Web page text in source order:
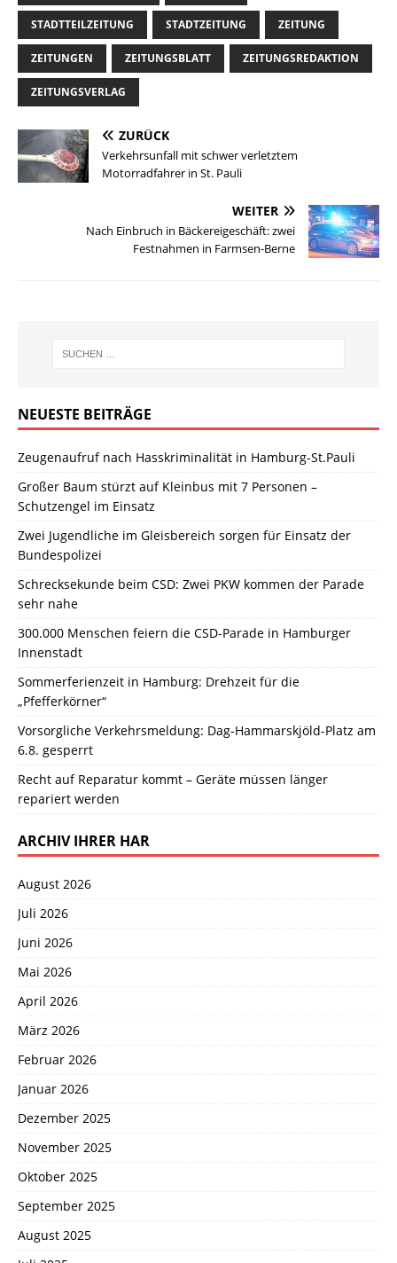
STADTTEILZEITUNG STADTZEITUNG ZEITUNG
ZEITUNGEN ZEITUNGSBLATT ZEITUNGSREDAKTION
ZEITUNGSVERLAG
ZURÜCK
Verkehrsunfall mit schwer verletztem
Motorradfahrer in St. Pauli
WEITER
Nach Einbruch in Bäckereigeschäft: zwei
Festnahmen in Farmsen-Berne
NEUESTE BEITRÄGE
Zeugenaufruf nach Hasskriminalität in Hamburg-St.Pauli
Großer Baum stürzt auf Kleinbus mit 7 Personen –
Schutzengel im Einsatz
Zwei Jugendliche im Gleisbereich sorgen für Einsatz der
Bundespolizei
Schrecksekunde beim CSD: Zwei PKW kommen der Parade
sehr nahe
300.000 Menschen feiern die CSD-Parade in Hamburger
Innenstadt
Sommerferienzeit in Hamburg: Drehzeit für die
„Pfefferkörner“
Vorsorgliche Verkehrsmeldung: Dag-Hammarskjöld-Platz am
6.8. gesperrt
Recht auf Reparatur kommt – Geräte müssen länger
repariert werden
ARCHIV IHRER HAR
August 2026
Juli 2026
Juni 2026
Mai 2026
April 2026
März 2026
Februar 2026
Januar 2026
Dezember 2025
November 2025
Oktober 2025
September 2025
August 2025